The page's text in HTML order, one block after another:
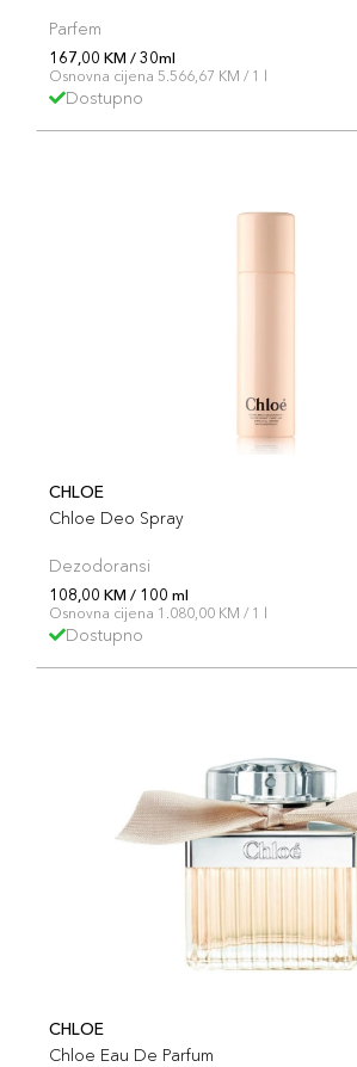
Parfem
167,00 KM / 30ml
Osnovna cijena 5.566,67 KM / 1 l
Dostupno
CHLOE
Chloe Deo Spray
Dezodoransi
108,00 KM / 100 ml
Osnovna cijena 1.080,00 KM / 1 l
Dostupno
CHLOE
Chloe Eau De Parfum